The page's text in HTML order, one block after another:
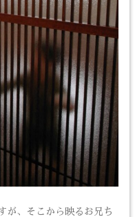
が、そこから映るお兄ち